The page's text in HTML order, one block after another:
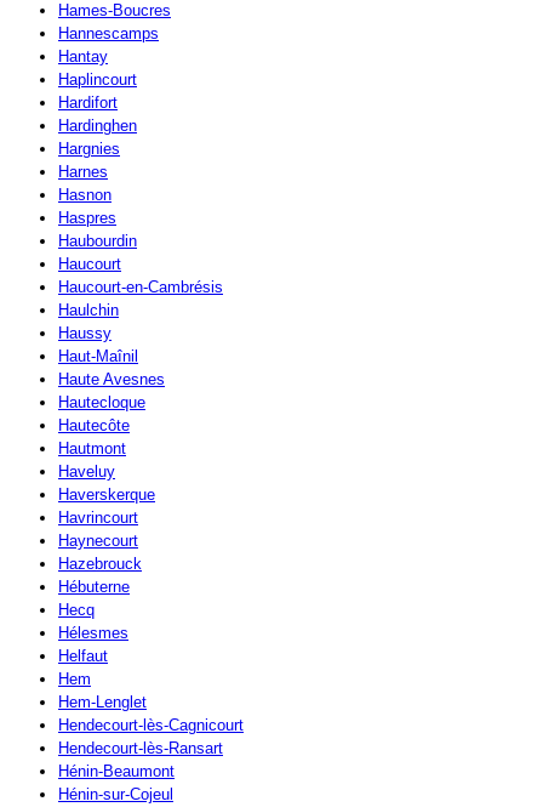
Hames-Boucres
Hannescamps
Hantay
Haplincourt
Hardifort
Hardinghen
Hargnies
Harnes
Hasnon
Haspres
Haubourdin
Haucourt
Haucourt-en-Cambrésis
Haulchin
Haussy
Haut-Maînil
Haute Avesnes
Hautecloque
Hautecôte
Hautmont
Haveluy
Haverskerque
Havrincourt
Haynecourt
Hazebrouck
Hébuterne
Hecq
Hélesmes
Helfaut
Hem
Hem-Lenglet
Hendecourt-lès-Cagnicourt
Hendecourt-lès-Ransart
Hénin-Beaumont
Hénin-sur-Cojeul